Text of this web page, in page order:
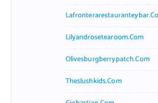
Lilyandrosetearoom.com
Olivesburgberrypatch.com
Theslushkids.com